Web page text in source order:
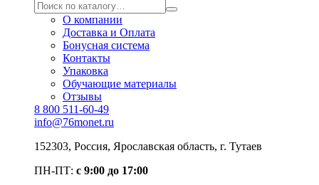
О компании
Доставка и Оплата
Бонусная система
Контакты
Упаковка
Обучающие материалы
Отзывы
8 800 511-60-49
info@76monet.ru
152303, Россия, Ярославская область, г. Тутаев
ПН-ПТ: с 9:00 до 17:00